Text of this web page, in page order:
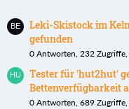
Leki-Skistock im
gefunden
0 Antworten, 232 Zugriffe,
Tester für 'hut2hut'
Bettenverfügbarkeit
0 Antworten, 689